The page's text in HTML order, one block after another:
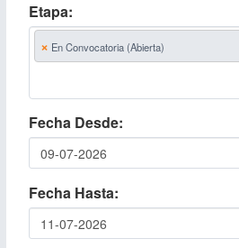
Etapa
× En Convocatoria (Abierta)
Fecha Desde
Fecha Hasta